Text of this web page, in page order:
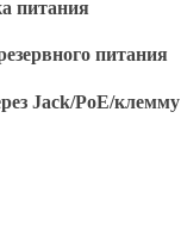
питания
питания
Jack/PoE/клемму